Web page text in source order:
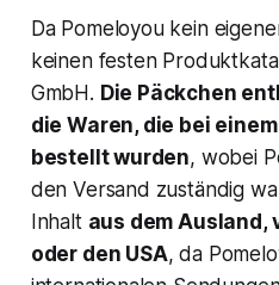
Da Pomeloyou kein
keinen festen
GmbH. Die Päckchen
die Waren, die bei
bestellt wurden, wobei
den Versand zuständig
Inhalt aus dem Ausland,
oder den USA, da